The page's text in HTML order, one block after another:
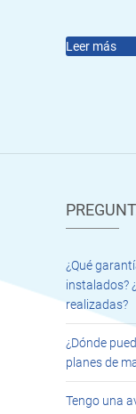
Leer más
¿Qué
instalados?
realizadas?
¿Dónde
planes de
Tengo una